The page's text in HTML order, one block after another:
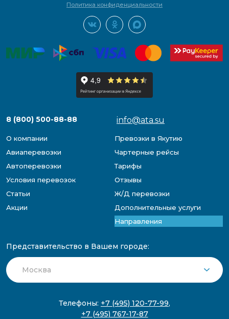
Политика конфиденциальности
8 (800) 500-88-88 info@ata.su
О компании
Превозки в Якутию
Авиаперевозки
Чартерные рейсы
Автоперевозки
Тарифы
Условия перевозок
Отзывы
Статьи
Ж/Д перевозки
Акции
Дополнительные услуги
Направления
Представительство в Вашем городе:
Телефоны: +7 (495) 120-77-99,
+7 (495) 767-17-87